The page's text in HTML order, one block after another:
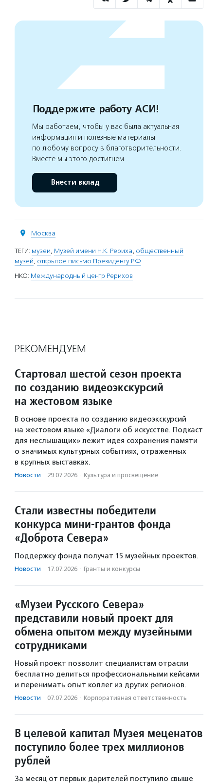
Поддержите работу АСИ!
Мы работаем, чтобы у вас была актуальная
информация и полезные материалы
по любому вопросу в благотворительности.
Вместе мы этого достигнем
Внести вклад
Москва
ТЕГИ: музеи, Музей имени Н.К. Рериха, общественный
музей, открытое письмо Президенту РФ
НКО: Международный центр Рерихов
РЕКОМЕНДУЕМ
Стартовал шестой сезон проекта
по созданию видеоэкскурсий
на жестовом языке
В основе проекта по созданию видеоэкскурсий
на жестовом языке «Диалоги об искусстве. Подкаст
для неслышащих» лежит идея сохранения памяти
о значимых культурных событиях, отраженных
в крупных выставках.
Новости · 29.07.2026 · Культура и просвещение
Стали известны победители
конкурса мини-грантов фонда
«Доброта Севера»
Поддержку фонда получат 15 музейных проектов.
Новости · 17.07.2026 · Гранты и конкурсы
«Музеи Русского Севера»
представили новый проект для
обмена опытом между музейными
сотрудниками
Новый проект позволит специалистам отрасли
бесплатно делиться профессиональными кейсами
и перенимать опыт коллег из других регионов.
Новости · 07.07.2026 · Корпоративная ответственность
В целевой капитал Музея меценатов
поступило более трех миллионов
рублей
За месяц от первых дарителей поступило свыше